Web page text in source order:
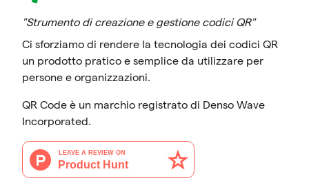
"Strumento di creazione e gestione codici QR"
Ci sforziamo di rendere la tecnologia dei codici QR
un prodotto pratico e semplice da utilizzare per
persone e organizzazioni.
QR Code è un marchio registrato di Denso Wave
Incorporated.